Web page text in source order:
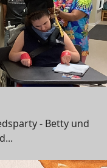
- Betty und